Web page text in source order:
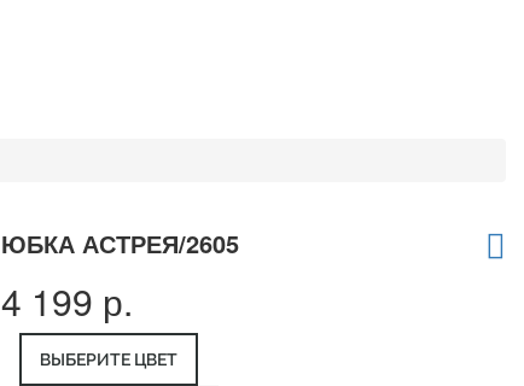
ЮБКА АСТРЕЯ/2605
4 199 р.
ВЫБЕРИТЕ ЦВЕТ